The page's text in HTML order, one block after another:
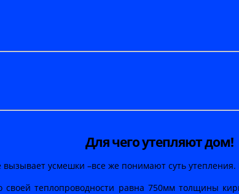
Для чего утепляют дом!
вызывает усмешки –все же понимают суть
теплопроводности равна 750мм толщины